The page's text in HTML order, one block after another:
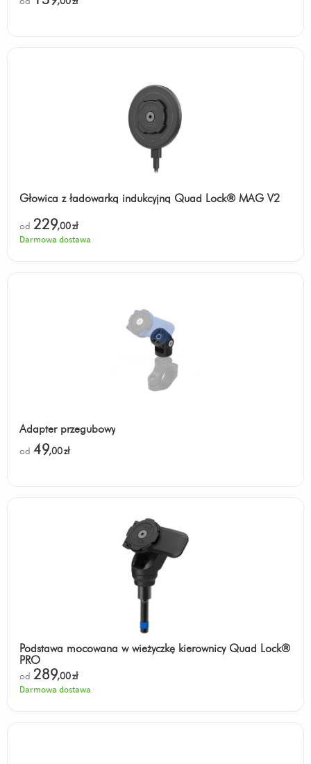
Głowica z ładowarką indukcyjną Quad Lock® MAG V2
od 229,00zł
Darmowa dostawa
Adapter przegubowy
od 49,00zł
Podstawa mocowana w wieżyczkę kierownicy Quad Lock®
PRO
od 289,00zł
Darmowa dostawa